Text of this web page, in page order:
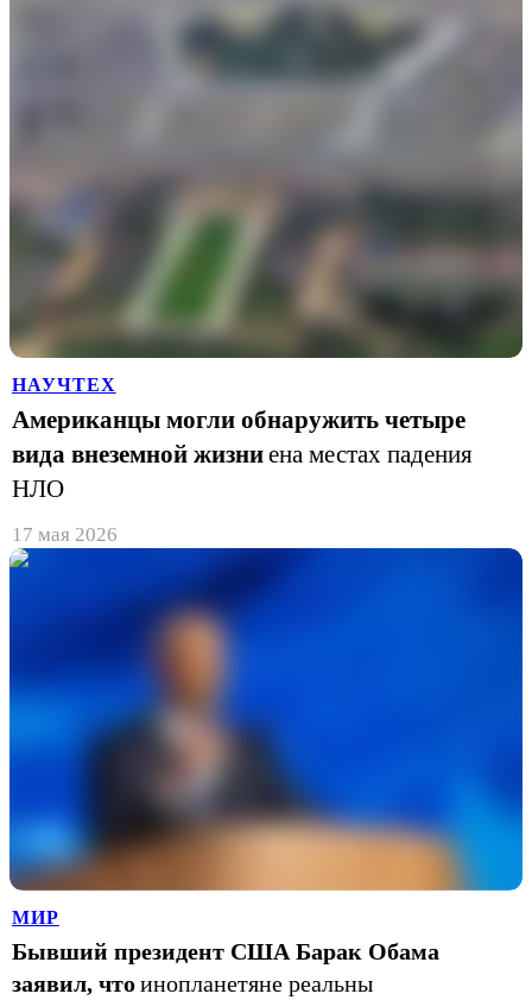
НАУЧТЕХ
Американцы могли обнаружить четыре
вида внеземной жизниена местах падения
НЛО
17 мая 2026
МИР
Бывший президент США Барак Обама
заявил, чтоинопланетяне реальны